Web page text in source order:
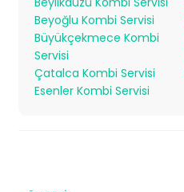
Beyoğlu Kombi Servisi
Büyükçekmece Kombi
Servisi
Çatalca Kombi Servisi
Esenler Kombi Servisi